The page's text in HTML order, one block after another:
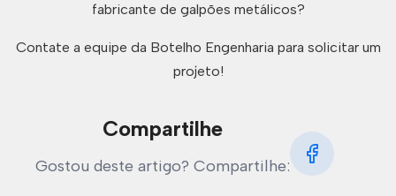
fabricante de galpões metálicos?
Contate a equipe da Botelho Engenharia para solicitar um
projeto!
Compartilhe
Gostou deste artigo? Compartilhe: